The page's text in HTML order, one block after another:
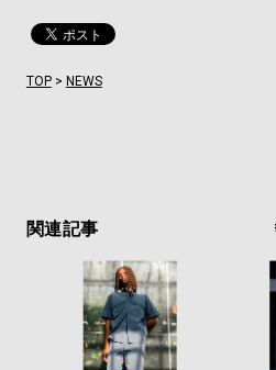
TOP> NEWS
関連記事